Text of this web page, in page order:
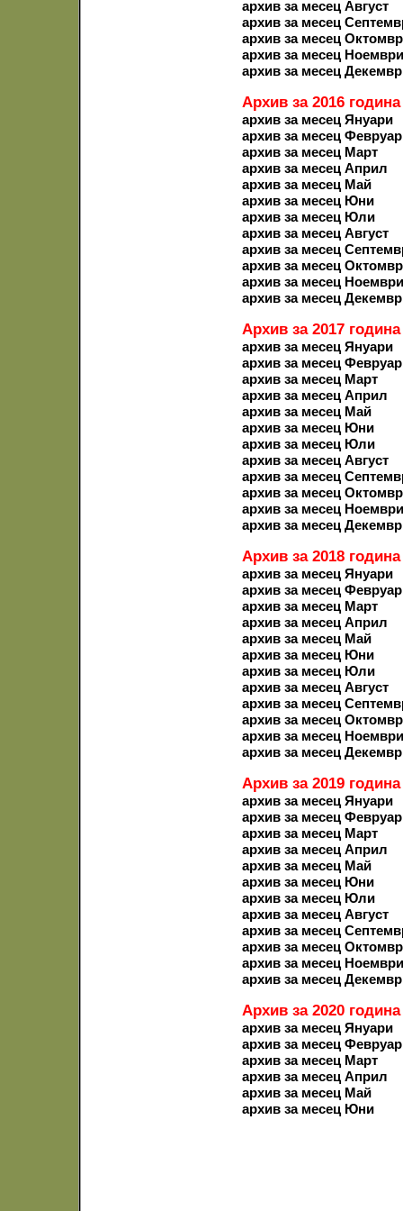
архив за месец Август
архив за месец
архив за месец
архив за месец Ноември
архив за месец
Архив за 2016 година
архив за месец Януари
архив за месец
архив за месец Март
архив за месец Април
архив за месец Май
архив за месец Юни
архив за месец Юли
архив за месец Август
архив за месец
архив за месец
архив за месец Ноември
архив за месец
Архив за 2017 година
архив за месец Януари
архив за месец
архив за месец Март
архив за месец Април
архив за месец Май
архив за месец Юни
архив за месец Юли
архив за месец Август
архив за месец
архив за месец
архив за месец Ноември
архив за месец
Архив за 2018 година
архив за месец Януари
архив за месец
архив за месец Март
архив за месец Април
архив за месец Май
архив за месец Юни
архив за месец Юли
архив за месец Август
архив за месец
архив за месец
архив за месец Ноември
архив за месец
Архив за 2019 година
архив за месец Януари
архив за месец
архив за месец Март
архив за месец Април
архив за месец Май
архив за месец Юни
архив за месец Юли
архив за месец Август
архив за месец
архив за месец
архив за месец Ноември
архив за месец
Архив за 2020 година
архив за месец Януари
архив за месец
архив за месец Март
архив за месец Април
архив за месец Май
архив за месец Юни